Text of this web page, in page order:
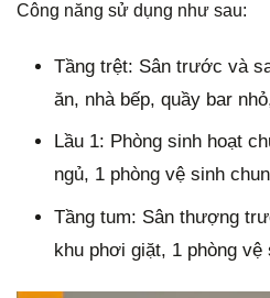
Công năng sử dụng như sau:
Tầng trệt: Sân trước và
ăn, nhà bếp, quầy bar
Lầu 1: Phòng sinh hoạt
ngủ, 1 phòng vệ sinh
Tầng tum: Sân thượng
khu phơi giặt, 1 phòng vệ